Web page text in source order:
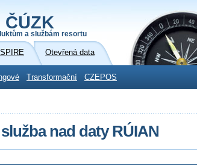
a službám resortu
Otevřená data
Transformační CZEPOS
nad daty RÚIAN